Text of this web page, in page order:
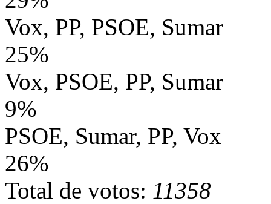
Vox, PP, PSOE, Sumar
25%
Vox, PSOE, PP, Sumar
9%
PSOE, Sumar, PP, Vox
26%
Total de votos: 11358